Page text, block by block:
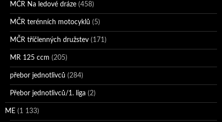
MČR Na ledové dráze (458)
MČR terénních motocyklů (5)
MČR tříčlenných družstev (171)
MR 125 ccm (205)
přebor jednotlivců (284)
Přebor jednotlivců/1. liga (2)
ME (1 133)